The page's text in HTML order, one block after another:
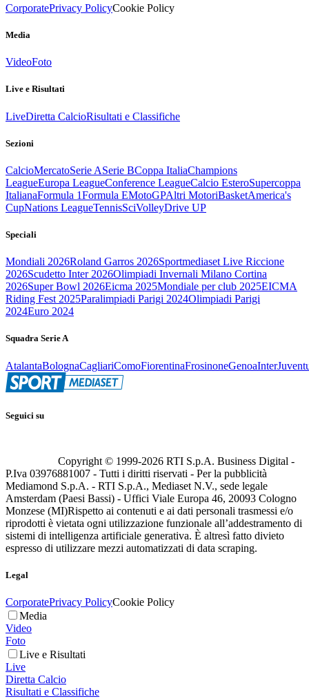
CorporatePrivacy PolicyCookie Policy
Media
VideoFoto
Live e Risultati
LiveDiretta CalcioRisultati e Classifiche
Sezioni
CalcioMercatoSerie ASerie BCoppa ItaliaChampions
LeagueEuropa LeagueConference LeagueCalcio EsteroSupercoppa
ItalianaFormula 1Formula EMotoGPAltri MotoriBasketAmerica's
CupNations LeagueTennisSciVolleyDrive UP
Speciali
Mondiali 2026Roland Garros 2026Sportmediaset Live Riccione
2026Scudetto Inter 2026Olimpiadi Invernali Milano Cortina
2026Super Bowl 2026Eicma 2025Mondiale per club 2025EICMA
Riding Fest 2025Paralimpiadi Parigi 2024Olimpiadi Parigi
2024Euro 2024
Squadra Serie A
AtalantaBolognaCagliariComoFiorentinaFrosinoneGenoaInter
Seguici su
Copyright © 1999-2026 RTI S.p.A. Business Digital -
P.Iva 03976881007 - Tutti i diritti riservati - Per la pubblicità
Mediamond S.p.A. - RTI S.p.A., Mediaset N.V., sede legale
Amsterdam (Paesi Bassi) - Uffici Viale Europa 46, 20093 Cologno
Monzese (MI)Rispetto ai contenuti e ai dati personali trasmessi e/o
riprodotti è vietata ogni utilizzazione funzionale all’addestramento di
sistemi di intelligenza artificiale generativa. È altresì fatto divieto
espresso di utilizzare mezzi automatizzati di data scraping.
Legal
CorporatePrivacy PolicyCookie Policy
Media
Video
Foto
Live e Risultati
Live
Diretta Calcio
Risultati e Classifiche